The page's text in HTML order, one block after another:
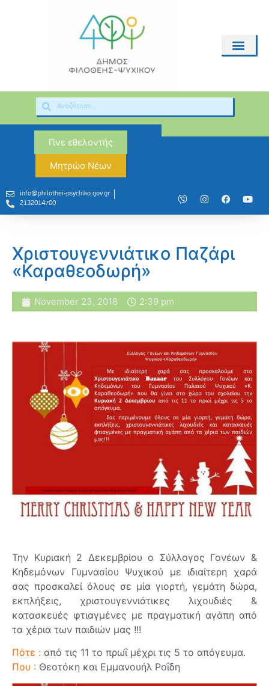
Γίνε εθελοντής
Μητρώο Νέων
info@philothei-psychiko.gov.gr
2132014700
Χριστουγεννιάτικο Παζάρι
«Καραθεοδωρή»
November 23, 2018 2:39 pm
Την Κυριακή 2 Δεκεμβρίου ο Σύλλογος Γονέων &
Κηδεμόνων Γυμνασίου Ψυχικού με ιδιαίτερη χαρά
σας προσκαλεί όλους σε μία γιορτή, γεμάτη δώρα,
εκπλήξεις, χριστουγεννιάτικες λιχουδιές &
κατασκευές φτιαγμένες με πραγματική αγάπη από
τα χέρια των παιδιών μας !!!
Πότε : από τις 11 το πρωΐ μέχρι τις 5 το απόγευμα.
Που : Θεοτόκη και Εμμανουήλ Ροΐδη